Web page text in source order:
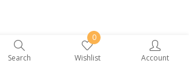
Search
0
Wishlist
Account